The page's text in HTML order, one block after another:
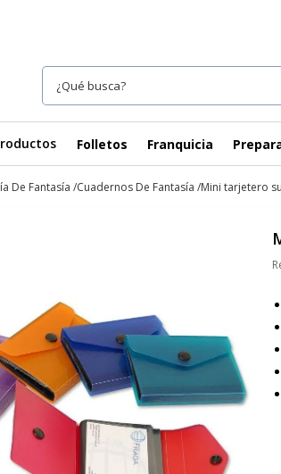
Folletos Franquicia
De Fantasía Cuadernos De Fantasía Mini tarjetero